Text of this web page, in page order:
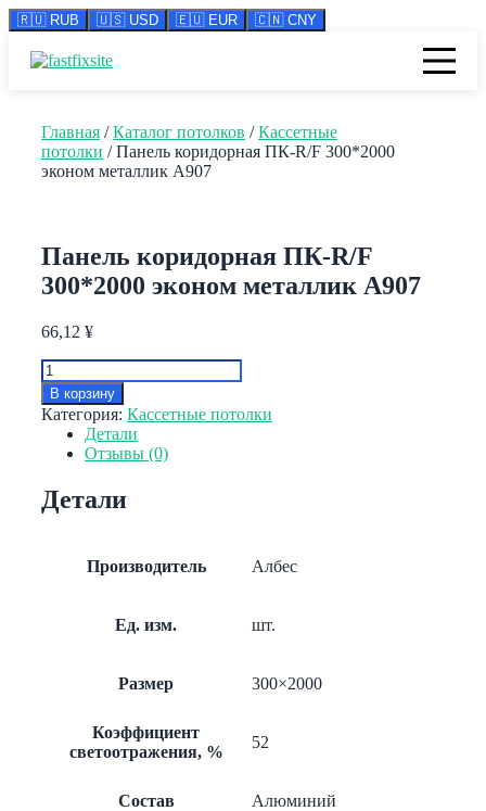
🇷🇺 RUB 🇺🇸 USD 🇪🇺 EUR 🇨🇳 CNY
Главная /Каталог потолков /Кассетные
потолки / Панель коридорная ПК-R/F 300*2000
эконом металлик А907
Панель коридорная ПК-R/F
300*2000 эконом металлик А907
66,12 ¥
Количество
товара
Панель
коридорная
эконом
В корзину
Категория: Кассетные потолки
Детали
Отзывы (0)
Детали
Производитель Албес
Ед. изм. шт.
Размер 300×2000
Коэффициент
светоотражения, %
52
Состав Алюминий